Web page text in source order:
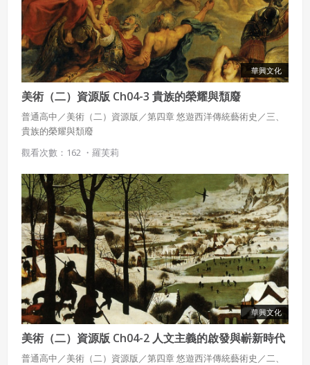
華興文化
美術（二）資源版 Ch04-3 貴族的榮耀與頹廢
普通高中／美術（二）資源版／第四章 悠遊西洋傳統藝術史／三、
貴族的榮耀與頹廢
觀看次數：162 ・ 羅芙莉
華興文化
美術（二）資源版 Ch04-2 人文主義的啟發與嶄新時代
的開始
普通高中／美術（二）資源版／第四章 悠遊西洋傳統藝術史／二、